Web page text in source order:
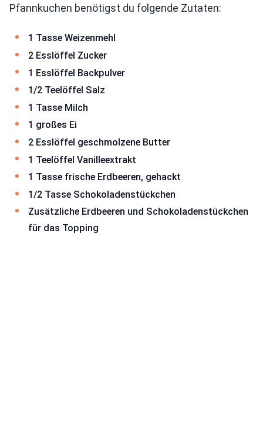
Pfannkuchen benötigst du folgende Zutaten:
1 Tasse Weizenmehl
2 Esslöffel Zucker
1 Esslöffel Backpulver
1/2 Teelöffel Salz
1 Tasse Milch
1 großes Ei
2 Esslöffel geschmolzene Butter
1 Teelöffel Vanilleextrakt
1 Tasse frische Erdbeeren, gehackt
1/2 Tasse Schokoladenstückchen
Zusätzliche Erdbeeren und Schokoladenstückchen
für das Topping